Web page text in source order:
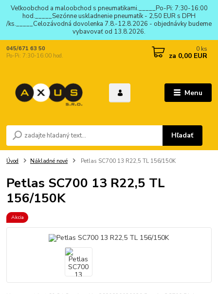
Veľkoobchod a maloobchod s pneumatikami._____Po-Pi: 7:30-16:00
hod._____Sezónne uskladnenie pneumatík - 2,50 EUR s DPH
/ks._____Celozávodná dovolenka 7.8.-12.8.2026 - objednávky budeme
vybavovať od 13.8.2026.
Menu
Hľadať
045/671 63 50
Po-Pi: 7:30-16:00 hod.
0 ks
za 0,00 EUR
Úvod Nákladné nové Petlas SC700 13 R22,5 TL 156/150K
Petlas SC700 13 R22,5 TL
156/150K
Akcia